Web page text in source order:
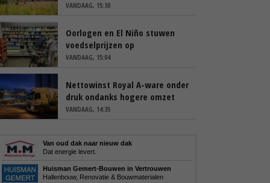
VANDAAG, 15:30
Oorlogen en El Niño stuwen
voedselprijzen op
VANDAAG, 15:04
Nettowinst Royal A-ware onder
druk ondanks hogere omzet
VANDAAG, 14:35
Van oud dak naar nieuw dak
Dat energie levert.
Huisman Gemert-Bouwen in Vertrouwen
Hallenbouw, Renovatie & Bouwmaterialen